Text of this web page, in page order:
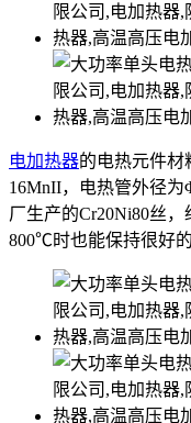
电加热器的电热元件材
16MnII，电热管外径
厂生产的Cr20Ni80丝
800℃时也能保持很好的